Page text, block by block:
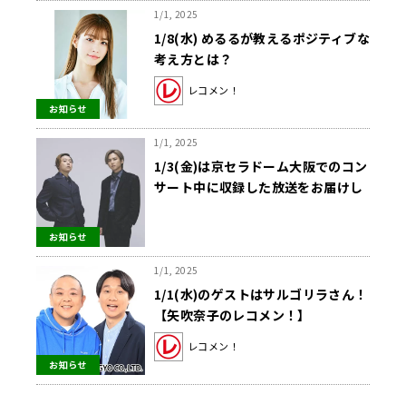
お知らせ
1/1, 2025
1/8(水) めるるが教えるポジティブな
考え方とは？
レコメン！
お知らせ
1/1, 2025
1/3(金)は京セラドーム大阪でのコン
サート中に収録した放送をお届けし
お知らせ
1/1, 2025
1/1(水)のゲストはサルゴリラさん！
【矢吹奈子のレコメン！】
レコメン！